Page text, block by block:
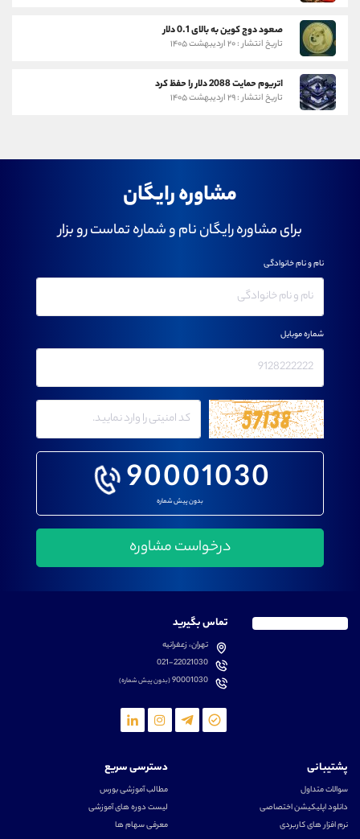
صعود دوج کوین به بالای 0.1 دلار
تاریخ انتشار : ۲۰ اردیبهشت ۱۴۰۵
اتریوم حمایت 2088 دلار را حفظ کرد
تاریخ انتشار : ۲۹ اردیبهشت ۱۴۰۵
مشاوره رایگان
برای مشاوره رایگان نام و شماره تماست رو بزار
90001030
بدون پیش شماره
نام و نام خانوادگی
شماره موبایل
تماس بگیرید
تهران، زعفرانیه
021-22021030
90001030(بدون پیش شماره)
پشتیبانی
سوالات متداول
دانلود اپلیکیشن اختصاصی
نرم افزار های کاربردی
دسترسی سریع
مطالب آموزشی بورس
لیست دوره های آموزشی
معرفی سهام ها